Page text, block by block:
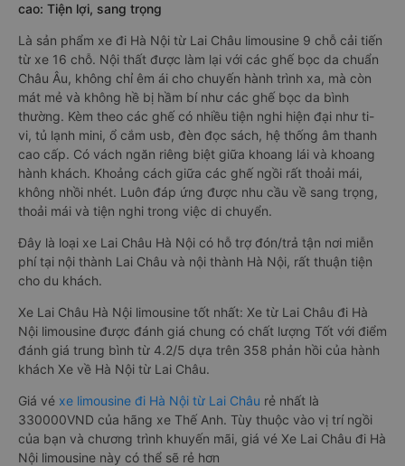
cao: Tiện lợi, sang trọng
Là sản phẩm xe đi Hà Nội từ Lai Châu limousine 9 chỗ cải tiến
từ xe 16 chỗ. Nội thất được làm lại với các ghế bọc da chuẩn
Châu Âu, không chỉ êm ái cho chuyến hành trình xa, mà còn
mát mẻ và không hề bị hầm bí như các ghế bọc da bình
thường. Kèm theo các ghế có nhiều tiện nghi hiện đại như ti-
vi, tủ lạnh mini, ổ cắm usb, đèn đọc sách, hệ thống âm thanh
cao cấp. Có vách ngăn riêng biệt giữa khoang lái và khoang
hành khách. Khoảng cách giữa các ghế ngồi rất thoải mái,
không nhồi nhét. Luôn đáp ứng được nhu cầu về sang trọng,
thoải mái và tiện nghi trong việc di chuyển.
Đây là loại xe Lai Châu Hà Nội có hỗ trợ đón/trả tận nơi miễn
phí tại nội thành Lai Châu và nội thành Hà Nội, rất thuận tiện
cho du khách.
Xe Lai Châu Hà Nội limousine tốt nhất: Xe từ Lai Châu đi Hà
Nội limousine được đánh giá chung có chất lượng Tốt với điểm
đánh giá trung bình từ 4.2/5 dựa trên 358 phản hồi của hành
khách Xe về Hà Nội từ Lai Châu.
Giá vé xe limousine đi Hà Nội từ Lai Châu rẻ nhất là
330000VND của hãng xe Thế Anh. Tùy thuộc vào vị trí ngồi
của bạn và chương trình khuyến mãi, giá vé Xe Lai Châu đi Hà
Nội limousine này có thể sẽ rẻ hơn